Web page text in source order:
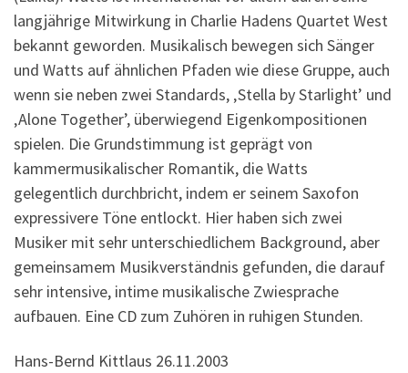
langjährige Mitwirkung in Charlie Hadens Quartet West
bekannt geworden. Musikalisch bewegen sich Sänger
und Watts auf ähnlichen Pfaden wie diese Gruppe, auch
wenn sie neben zwei Standards, ‚Stella by Starlight’ und
‚Alone Together’, überwiegend Eigenkompositionen
spielen. Die Grundstimmung ist geprägt von
kammermusikalischer Romantik, die Watts
gelegentlich durchbricht, indem er seinem Saxofon
expressivere Töne entlockt. Hier haben sich zwei
Musiker mit sehr unterschiedlichem Background, aber
gemeinsamem Musikverständnis gefunden, die darauf
sehr intensive, intime musikalische Zwiesprache
aufbauen. Eine CD zum Zuhören in ruhigen Stunden.
Hans-Bernd Kittlaus 26.11.2003